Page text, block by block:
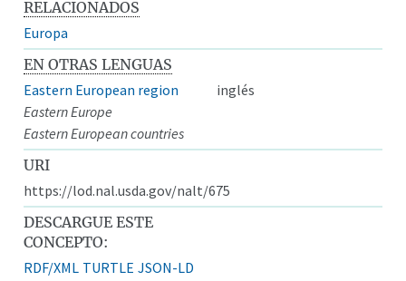
RELACIONADOS
Europa
EN OTRAS LENGUAS
Eastern European region
inglés
Eastern Europe
Eastern European countries
URI
https://lod.nal.usda.gov/nalt/675
DESCARGUE ESTE
CONCEPTO:
RDF/XML TURTLE JSON-LD